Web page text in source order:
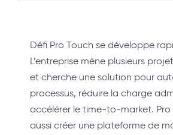
Défi Pro Touch se développe
L’entreprise mène plusieurs
et cherche une solution pour
processus, réduire la charge
accélérer le time-to-market. Pro
aussi créer une plateforme de